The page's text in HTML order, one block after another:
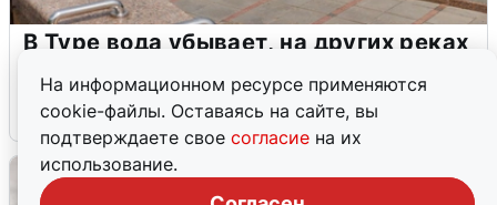
На информационном ресурсе применяются
cookie-файлы. Оставаясь на сайте, вы
подтверждаете свое согласие на их
использование.
В Туре вода убывает, на других реках
4 августа 0